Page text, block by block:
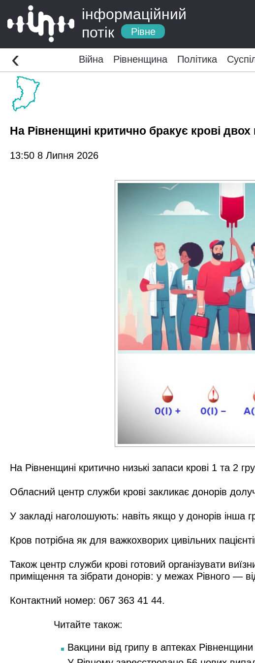
інформаційний
потік
Рівне
Війна Рівненщина Політика
‹
На Рівненщині критично бракує крові двох
13:50 8 Липня 2026
На Рівненщині критично низькі запаси крові 1 та 2
Обласний центр служби крові закликає донорів
У закладі наголошують: навіть якщо у донорів інша
Кров потрібна як для важкохворих цивільних
Також центр служби крові готовий організувати
приміщення та зібрати донорів: у межах Рівного —
Контактний номер: 067 363 41 44.
Читайте також:
Вакцини від грипу в аптеках